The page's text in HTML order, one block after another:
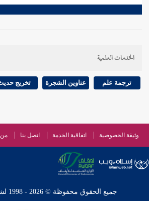
الخدمات العلمية
ترجمة علم عناوين الشجرة تخريج
وثيقة الخصوصية اتفاقية الخدمة اتصل بنا
جميع الحقوق محفوظة © 2026 - 1998 لشبكة إسلام ويب